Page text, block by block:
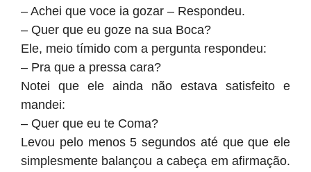
– Achei que voce ia gozar – Respondeu.
– Quer que eu goze na sua Boca?
Ele, meio tímido com a pergunta respondeu:
– Pra que a pressa cara?
Notei que ele ainda não estava satisfeito e
mandei:
– Quer que eu te Coma?
Levou pelo menos 5 segundos até que que ele
simplesmente balançou a cabeça em afirmação.